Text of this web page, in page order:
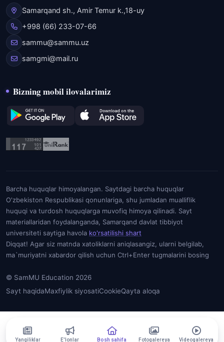
Samarqand sh., Amir Temur k.,18-uy
+998 (66) 233-07-66
sammu@sammu.uz
samgmi@mail.ru
Bizning mobil ilovalarimiz
Barcha huquqlar himoyalangan. Saytdagi barcha huquqlar
O'zbekiston Respublikasi qonunlariga, shu jumladan mualliflik
huquqi va turdosh huquqlarga muvofiq himoya qilinadi. Sayt
materiallaridan foydalanganda, Samarqand davlat tibbiyot
universiteti saytiga havola ko'rsatilishi shart
Diqqat! Agar siz matnda xatoliklarni aniqlasangiz, ularni belgilab,
ma`muriyatni xabardor qilish uchun Ctrl+Enter tugmalarini bosing
© SamMU Education 2026
Sayt haqidaMaxfiylik siyosatiCookieQayta aloqa
Yangiliklar E'lonlar Bosh sahifa Fotogalereya Videogalereya